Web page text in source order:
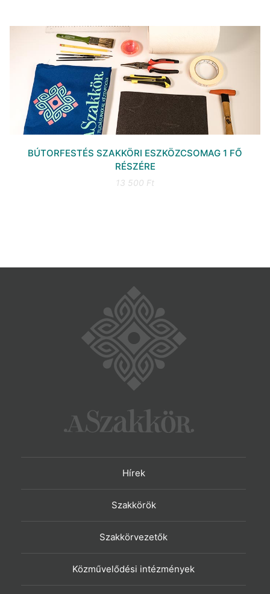
BÚTORFESTÉS SZAKKÖRI ESZKÖZCSOMAG 1 FŐ
RÉSZÉRE
13 500 Ft
Hírek
Szakkörök
Szakkörvezetők
Közművelődési intézmények